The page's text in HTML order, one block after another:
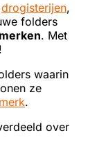
drogisterijen,
folders
. Met
waarin
ze
merk.
over